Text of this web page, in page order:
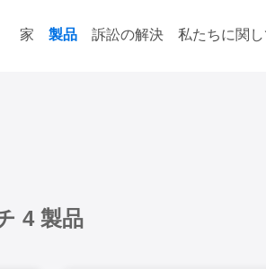
家 製品 訴訟の解決 私たちに関
4 製品